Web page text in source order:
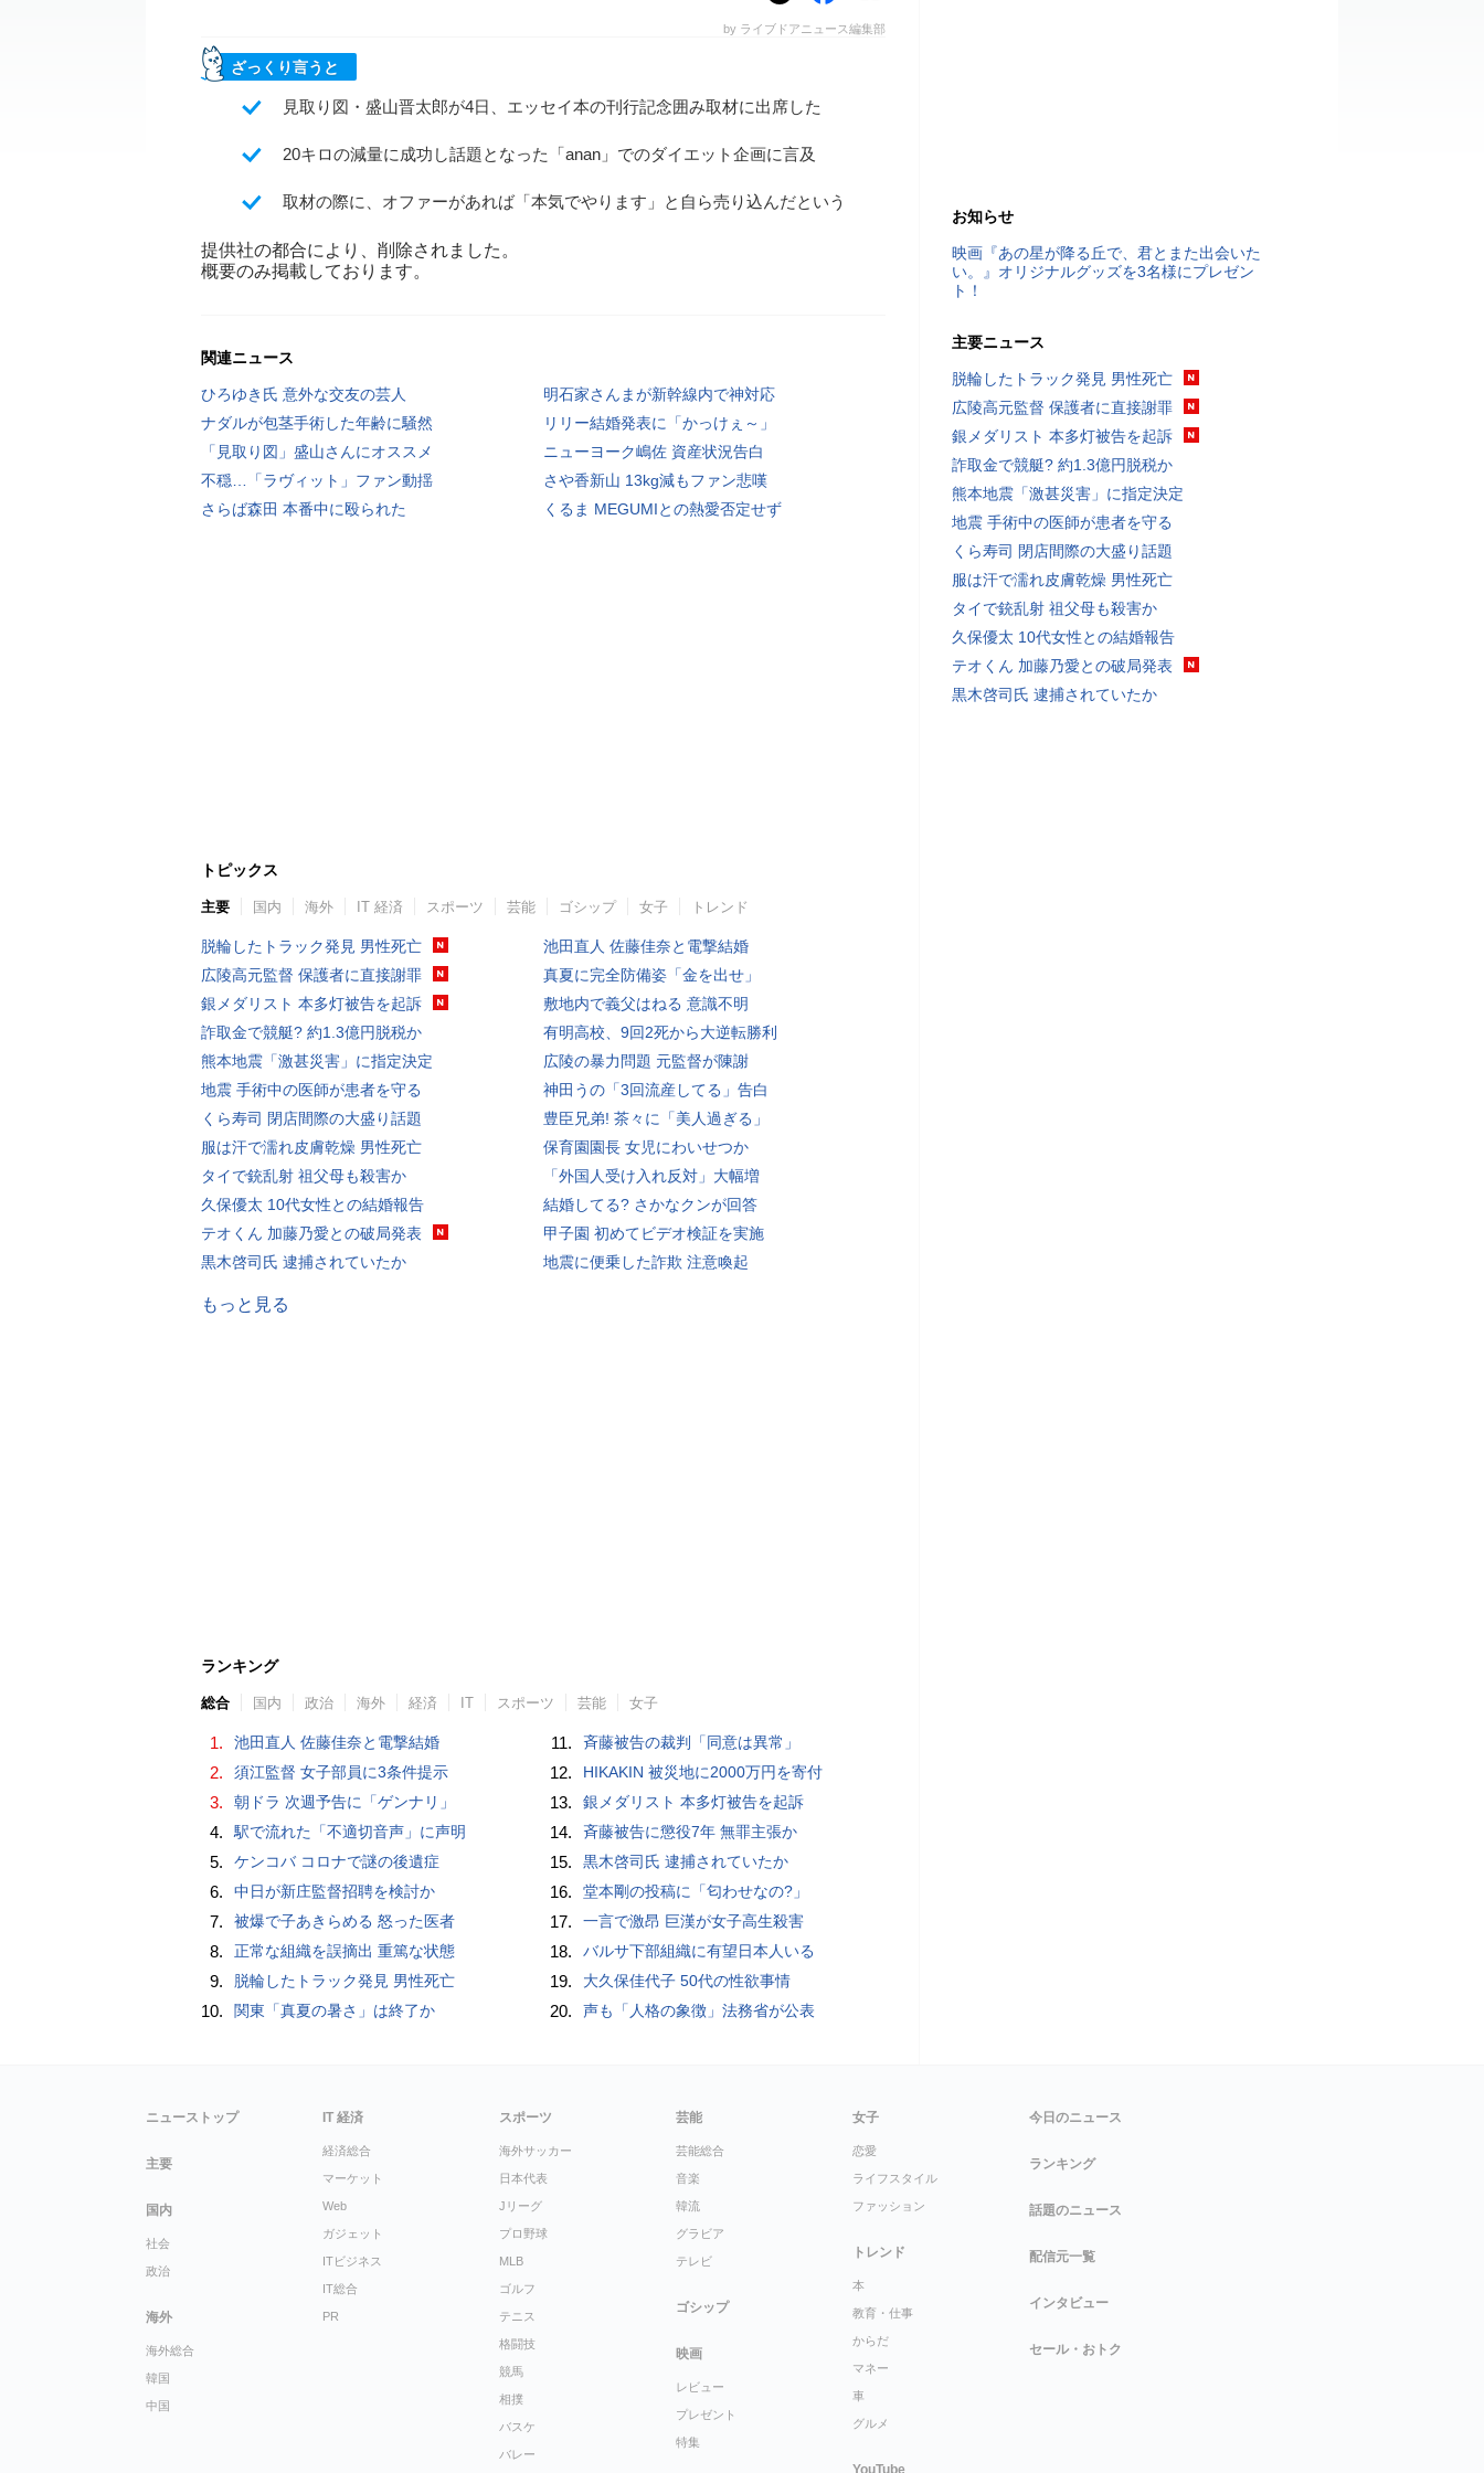
by ライブドアニュース編集部
ざっくり言うと
見取り図・盛山晋太郎が4日、エッセイ本の刊行記念囲み取材に出席した
20キロの減量に成功し話題となった「anan」でのダイエット企画に言及
取材の際に、オファーがあれば「本気でやります」と自ら売り込んだという
提供社の都合により、削除されました。
概要のみ掲載しております。
関連ニュース
ひろゆき氏 意外な交友の芸人
明石家さんまが新幹線内で神対応
ナダルが包茎手術した年齢に騒然
リリー結婚発表に「かっけぇ～」
「見取り図」盛山さんにオススメ
ニューヨーク嶋佐 資産状況告白
不穏…「ラヴィット」ファン動揺
さや香新山 13kg減もファン悲嘆
さらば森田 本番中に殴られた
くるま MEGUMIとの熱愛否定せず
トピックス
主要 国内 海外 IT 経済 スポーツ 芸能 ゴシップ 女子 トレンド
脱輪したトラック発見 男性死亡
広陵高元監督 保護者に直接謝罪
銀メダリスト 本多灯被告を起訴
詐取金で競艇? 約1.3億円脱税か
熊本地震「激甚災害」に指定決定
地震 手術中の医師が患者を守る
くら寿司 閉店間際の大盛り話題
服は汗で濡れ皮膚乾燥 男性死亡
タイで銃乱射 祖父母も殺害か
久保優太 10代女性との結婚報告
テオくん 加藤乃愛との破局発表
黒木啓司氏 逮捕されていたか
池田直人 佐藤佳奈と電撃結婚
真夏に完全防備姿「金を出せ」
敷地内で義父はねる 意識不明
有明高校、9回2死から大逆転勝利
広陵の暴力問題 元監督が陳謝
神田うの「3回流産してる」告白
豊臣兄弟! 茶々に「美人過ぎる」
保育園園長 女児にわいせつか
「外国人受け入れ反対」大幅増
結婚してる? さかなクンが回答
甲子園 初めてビデオ検証を実施
地震に便乗した詐欺 注意喚起
もっと見る
ランキング
総合 国内 政治 海外 経済 IT スポーツ 芸能 女子
1. 池田直人 佐藤佳奈と電撃結婚
2. 須江監督 女子部員に3条件提示
3. 朝ドラ 次週予告に「ゲンナリ」
4. 駅で流れた「不適切音声」に声明
5. ケンコバ コロナで謎の後遺症
6. 中日が新庄監督招聘を検討か
7. 被爆で子あきらめる 怒った医者
8. 正常な組織を誤摘出 重篤な状態
9. 脱輪したトラック発見 男性死亡
10. 関東「真夏の暑さ」は終了か
11. 斉藤被告の裁判「同意は異常」
12. HIKAKIN 被災地に2000万円を寄付
13. 銀メダリスト 本多灯被告を起訴
14. 斉藤被告に懲役7年 無罪主張か
15. 黒木啓司氏 逮捕されていたか
16. 堂本剛の投稿に「匂わせなの?」
17. 一言で激昂 巨漢が女子高生殺害
18. バルサ下部組織に有望日本人いる
19. 大久保佳代子 50代の性欲事情
20. 声も「人格の象徴」法務省が公表
お知らせ
映画『あの星が降る丘で、君とまた出会いた
い。』オリジナルグッズを3名様にプレゼン
ト！
主要ニュース
脱輪したトラック発見 男性死亡
広陵高元監督 保護者に直接謝罪
銀メダリスト 本多灯被告を起訴
詐取金で競艇? 約1.3億円脱税か
熊本地震「激甚災害」に指定決定
地震 手術中の医師が患者を守る
くら寿司 閉店間際の大盛り話題
服は汗で濡れ皮膚乾燥 男性死亡
タイで銃乱射 祖父母も殺害か
久保優太 10代女性との結婚報告
テオくん 加藤乃愛との破局発表
黒木啓司氏 逮捕されていたか
ニューストップ
主要
国内
社会
政治
海外
海外総合
韓国
中国
IT 経済
経済総合
マーケット
Web
ガジェット
ITビジネス
IT総合
PR
スポーツ
海外サッカー
日本代表
Jリーグ
プロ野球
MLB
ゴルフ
テニス
格闘技
競馬
相撲
バスケ
バレー
芸能
芸能総合
音楽
韓流
グラビア
テレビ
ゴシップ
映画
レビュー
プレゼント
特集
女子
恋愛
ライフスタイル
ファッション
トレンド
本
教育・仕事
からだ
マネー
車
グルメ
YouTube
今日のニュース
ランキング
話題のニュース
配信元一覧
インタビュー
セール・おトク